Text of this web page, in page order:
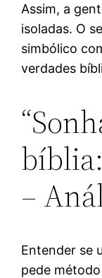
Assim, a
isoladas. O
simbólico
verdades
–
Entender se
pede